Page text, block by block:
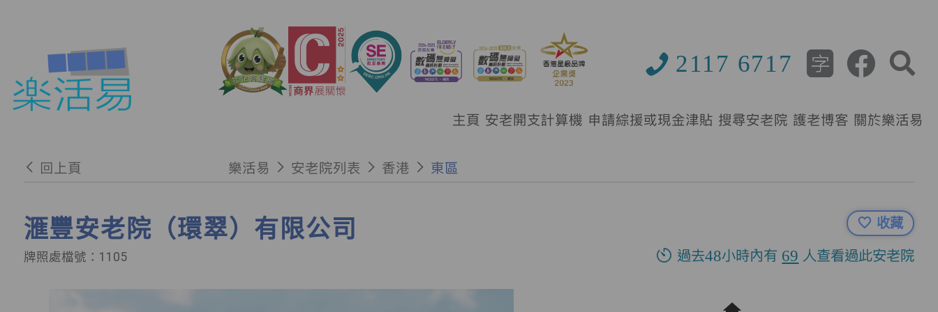
2117 6717
主頁 安老開支計算機 申請綜援或現金津貼 搜尋安老院 護老博客 關於樂活易
回上頁 樂活易 安老院列表 香港 東區
滙豐安老院（環翠）有限公司
牌照處檔號：1105
收藏
過去48小時內有 69 人查看過此安老院